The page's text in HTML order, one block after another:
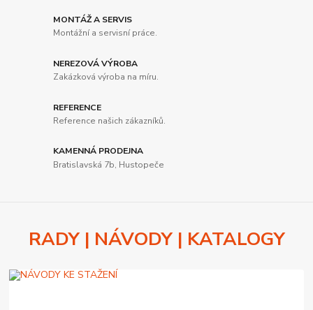
MONTÁŽ A SERVIS
Montážní a servisní práce.
NEREZOVÁ VÝROBA
Zakázková výroba na míru.
REFERENCE
Reference našich zákazníků.
KAMENNÁ PRODEJNA
Bratislavská 7b, Hustopeče
RADY | NÁVODY | KATALOGY